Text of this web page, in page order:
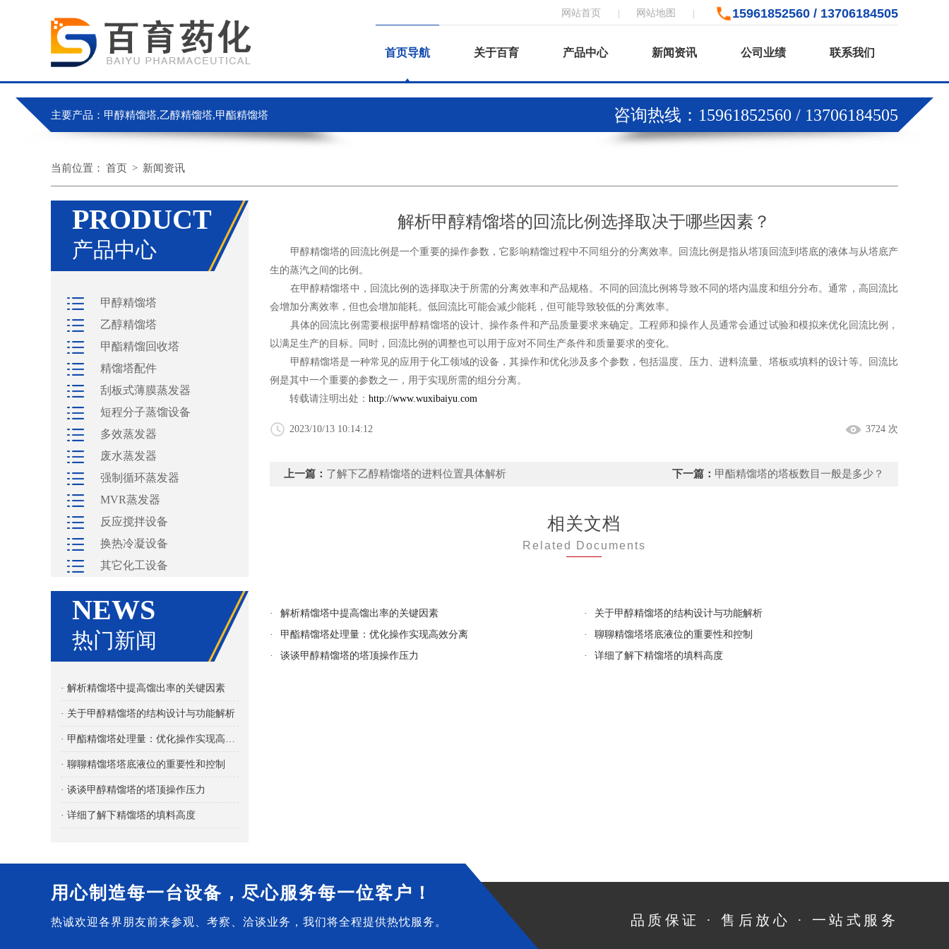
网站首页 网站地图 15961852560 / 13706184505
首页导航 关于百育 产品中心 新闻资讯 公司业绩 联系我们
主要产品：甲醇精馏塔,乙醇精馏塔,甲酯精馏塔 咨询热线：15961852560 / 13706184505
当前位置： 首页 > 新闻资讯
PRODUCT
产品中心
甲醇精馏塔
乙醇精馏塔
甲酯精馏回收塔
精馏塔配件
刮板式薄膜蒸发器
短程分子蒸馏设备
多效蒸发器
废水蒸发器
强制循环蒸发器
MVR蒸发器
反应搅拌设备
换热冷凝设备
其它化工设备
NEWS
热门新闻
· 解析精馏塔中提高馏出率的关键因素
· 关于甲醇精馏塔的结构设计与功能解析
· 甲酯精馏塔处理量：优化操作实现高效分离
· 聊聊精馏塔塔底液位的重要性和控制
· 谈谈甲醇精馏塔的塔顶操作压力
· 详细了解下精馏塔的填料高度
解析甲醇精馏塔的回流比例选择取决于哪些因素？
甲醇精馏塔的回流比例是一个重要的操作参数，它影响精馏过程中不同组分的分离效率。回流比例是指从塔顶回流到塔底的液体与从塔底产
生的蒸汽之间的比例。
在甲醇精馏塔中，回流比例的选择取决于所需的分离效率和产品规格。不同的回流比例将导致不同的塔内温度和组分分布。通常，高回流比
会增加分离效率，但也会增加能耗。低回流比可能会减少能耗，但可能导致较低的分离效率。
具体的回流比例需要根据甲醇精馏塔的设计、操作条件和产品质量要求来确定。工程师和操作人员通常会通过试验和模拟来优化回流比例，
以满足生产的目标。同时，回流比例的调整也可以用于应对不同生产条件和质量要求的变化。
甲醇精馏塔是一种常见的应用于化工领域的设备，其操作和优化涉及多个参数，包括温度、压力、进料流量、塔板或填料的设计等。回流比
例是其中一个重要的参数之一，用于实现所需的组分分离。
转载请注明出处： http://www.wuxibaiyu.com
2023/10/13 10:14:12 3724 次
上一篇： 了解下乙醇精馏塔的进料位置具体解析 下一篇： 甲酯精馏塔的塔板数目一般是多少？
相关文档
Related Documents
· 解析精馏塔中提高馏出率的关键因素 ·
关于甲醇精馏塔的结构设计与功能解析
·
甲酯精馏塔处理量：优化操作实现高效分离 ·
聊聊精馏塔塔底液位的重要性和控制
·
谈谈甲醇精馏塔的塔顶操作压力 · 详细了解下精馏塔的填料高度
用心制造每一台设备，尽心服务每一位客户！
热诚欢迎各界朋友前来参观、考察、洽谈业务，我们将全程提供热忱服务。 品质保证 · 售后放心 · 一站式服务